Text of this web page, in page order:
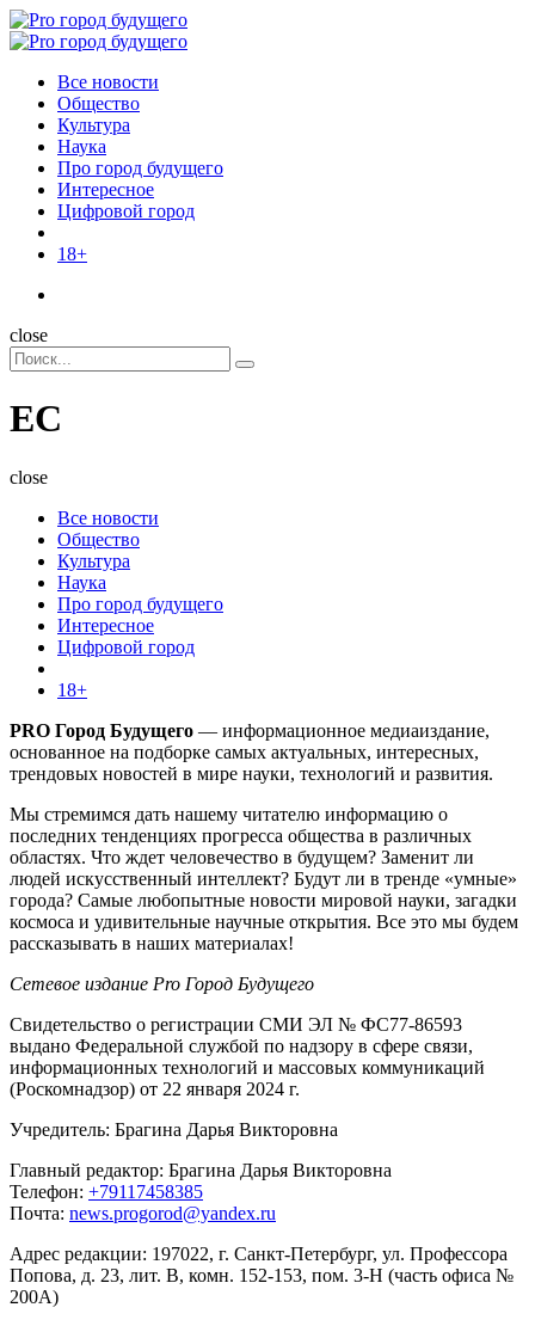
Menu
Поиск
Menu
Pro
Все новости
Общество
Культура
Наука
Про город будущего
Интересное
Цифровой город
18+
Поиск
close
Search
for:
Поиск
ЕС
close
Все новости
Общество
Культура
Наука
Про город будущего
Интересное
Цифровой город
18+
PRO Город Будущего — информационное медиаиздание,
основанное на подборке самых актуальных, интересных,
трендовых новостей в мире науки, технологий и развития.
Мы стремимся дать нашему читателю информацию о
последних тенденциях прогресса общества в различных
областях. Что ждет человечество в будущем? Заменит ли
людей искусственный интеллект? Будут ли в тренде «умные»
города? Самые любопытные новости мировой науки, загадки
космоса и удивительные научные открытия. Все это мы будем
рассказывать в наших материалах!
Сетевое издание Pro Город Будущего
Свидетельство о регистрации СМИ ЭЛ № ФС77-86593
выдано Федеральной службой по надзору в сфере связи,
информационных технологий и массовых коммуникаций
(Роскомнадзор) от 22 января 2024 г.
Учредитель: Брагина Дарья Викторовна
Главный редактор: Брагина Дарья Викторовна
Телефон: +79117458385
Почта: news.progorod@yandex.ru
Адрес редакции: 197022, г. Санкт-Петербург, ул. Профессора
Попова, д. 23, лит. В, комн. 152-153, пом. 3-Н (часть офиса №
200А)